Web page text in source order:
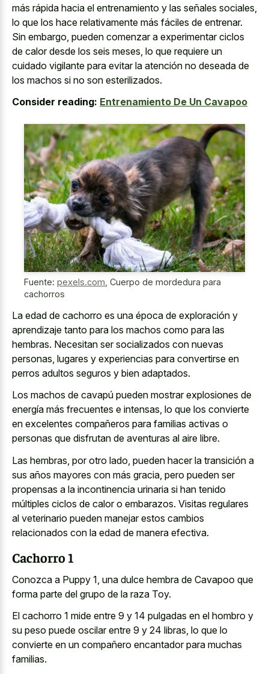
más rápida hacia el entrenamiento y las señales sociales,
lo que los hace relativamente más fáciles de entrenar.
Sin embargo, pueden comenzar a experimentar ciclos
de calor desde los seis meses, lo que requiere un
cuidado vigilante para evitar la atención no deseada de
los machos si no son esterilizados.
Consider reading: Entrenamiento De Un Cavapoo
Fuente: pexels.com Cuerpo de mordedura para
cachorros
La edad de cachorro es una época de exploración y
aprendizaje tanto para los machos como para las
hembras. Necesitan ser socializados con nuevas
personas, lugares y experiencias para convertirse en
perros adultos seguros y bien adaptados.
Los machos de cavapú pueden mostrar explosiones de
energía más frecuentes e intensas, lo que los convierte
en excelentes compañeros para familias activas o
personas que disfrutan de aventuras al aire libre.
Las hembras, por otro lado, pueden hacer la transición a
sus años mayores con más gracia, pero pueden ser
propensas a la incontinencia urinaria si han tenido
múltiples ciclos de calor o embarazos. Visitas regulares
al veterinario pueden manejar estos cambios
relacionados con la edad de manera efectiva.
Cachorro 1
Conozca a Puppy 1, una dulce hembra de Cavapoo que
forma parte del grupo de la raza Toy.
El cachorro 1 mide entre 9 y 14 pulgadas en el hombro y
su peso puede oscilar entre 9 y 24 libras, lo que lo
convierte en un compañero encantador para muchas
familias.